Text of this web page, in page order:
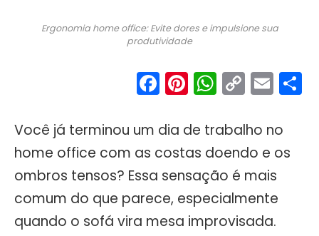
Ergonomia home office: Evite dores e impulsione sua
produtividade
Facebook
Pinterest
Copy
Você já terminou um dia de trabalho no
home office com as costas doendo e os
ombros tensos? Essa sensação é mais
comum do que parece, especialmente
quando o sofá vira mesa improvisada.